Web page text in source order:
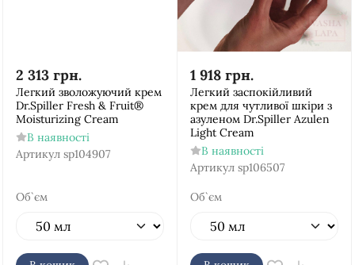
2 313 грн.
Легкий зволожуючий крем
Dr.Spiller Fresh & Fruit®
Moisturizing Cream
В наявності
Артикул sp104907
Об`єм
1 918 грн.
Легкий заспокійливий
крем для чутливої шкіри з
азуленом Dr.Spiller Azulen
Light Cream
В наявності
Артикул sp106507
Об`єм